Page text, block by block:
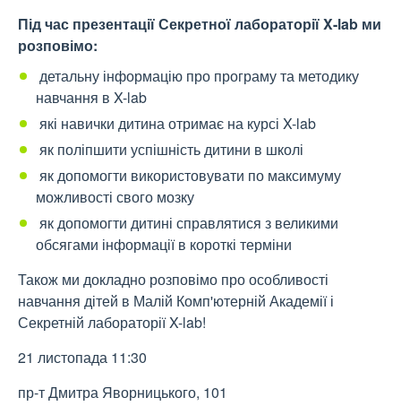
Під час презентації Секретної лабораторії X-lab ми
розповімо:
детальну інформацію про програму та методику
навчання в X-lab
які навички дитина отримає на курсі X-lab
як поліпшити успішність дитини в школі
як допомогти використовувати по максимуму
можливості свого мозку
як допомогти дитині справлятися з великими
обсягами інформації в короткі терміни
Також ми докладно розповімо про особливості
навчання дітей в Малій Комп'ютерній Академії і
Секретній лабораторії X-lab!
21 листопада 11:30
пр-т Дмитра Яворницького, 101